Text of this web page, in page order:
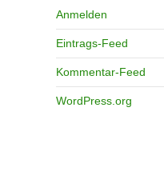
Anmelden
Eintrags-Feed
Kommentar-Feed
WordPress.org